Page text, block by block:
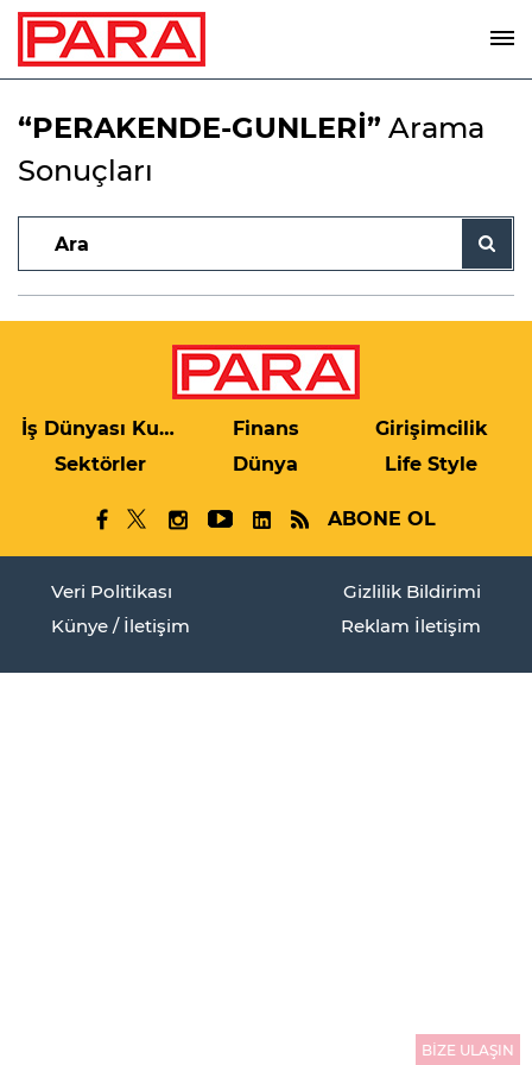
“PERAKENDE-GUNLERİ” Arama
Sonuçları
İş Dünyası Kulis Finans
Girişimcilik
Sektörler
Dünya Life Style
ABONE OL
Veri Politikası
Gizlilik Bildirimi
Künye / İletişim
Reklam İletişim
BİZE ULAŞIN